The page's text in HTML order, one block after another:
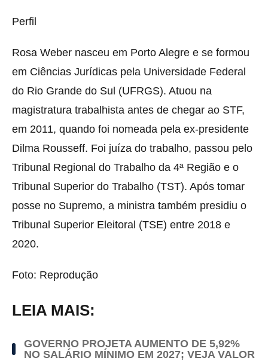
Perfil
Rosa Weber nasceu em Porto Alegre e se formou
em Ciências Jurídicas pela Universidade Federal
do Rio Grande do Sul (UFRGS). Atuou na
magistratura trabalhista antes de chegar ao STF,
em 2011, quando foi nomeada pela ex-presidente
Dilma Rousseff. Foi juíza do trabalho, passou pelo
Tribunal Regional do Trabalho da 4ª Região e o
Tribunal Superior do Trabalho (TST). Após tomar
posse no Supremo, a ministra também presidiu o
Tribunal Superior Eleitoral (TSE) entre 2018 e
2020.
Foto: Reprodução
LEIA MAIS:
GOVERNO PROJETA AUMENTO DE 5,92%
NO SALÁRIO MÍNIMO EM 2027; VEJA VALOR